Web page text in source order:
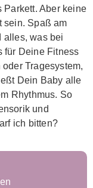
Aber keine
sein. Spaß am
alles, was bei
für Deine Fitness
Tragesystem,
Dein Baby alle
Rhythmus. So
und
ich bitten?